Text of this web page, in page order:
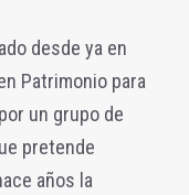
desde ya en
Patrimonio para
un grupo de
pretende
años la